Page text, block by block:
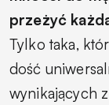
przeżyć
Tylko taka,
dość
wynikających